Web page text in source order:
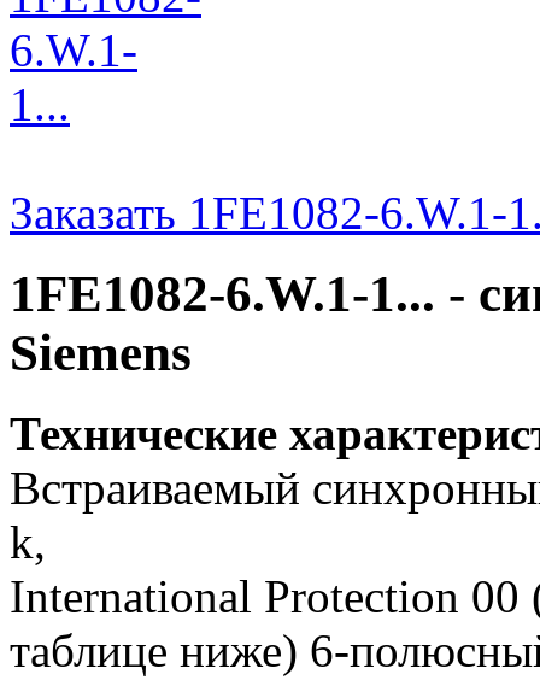
Заказать 1FE1082-6.W.1-
1FE1082-6.W.1-1... -
Siemens
Технические
Встраиваемый
k,
International Protection 00
таблице ниже) 6-